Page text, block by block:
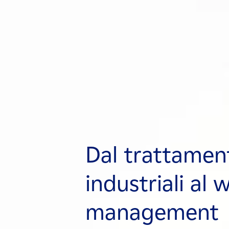
Dal
industriali al
management
Dal
industriali al
management
Dal
industriali al
management